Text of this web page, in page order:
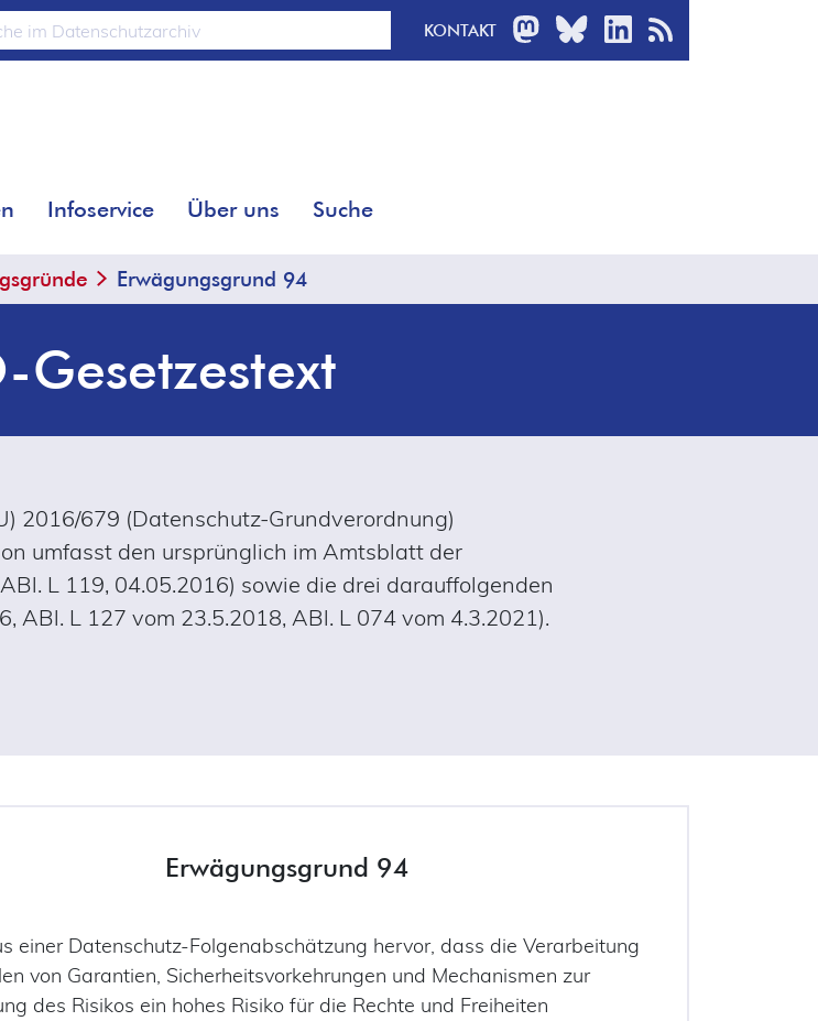
KONTAKT MASTODON
BLUESKYLINKEDIN
Infoservice Über uns Suche
Erwägungsgrund 94
Gesetzestext
2016/679 (Datenschutz-Grundverordnung)
umfasst den ursprünglich im Amtsblatt der
L 119, 04.05.2016) sowie die drei darauffolgenden
ABl. L 127 vom 23.5.2018, ABl. L 074 vom 4.3.2021).
Erwägungsgrund 94
einer Datenschutz-Folgenabschätzung hervor, dass die Verarbeitung
von Garantien, Sicherheitsvorkehrungen und Mechanismen zur
des Risikos ein hohes Risiko für die Rechte und Freiheiten